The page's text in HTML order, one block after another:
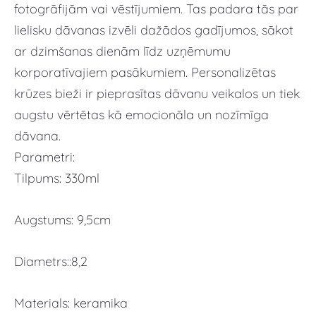
fotogrāfijām vai vēstījumiem. Tas padara tās par
lielisku dāvanas izvēli dažādos gadījumos, sākot
ar dzimšanas dienām līdz uzņēmumu
korporatīvajiem pasākumiem. Personalizētas
krūzes bieži ir pieprasītas dāvanu veikalos un tiek
augstu vērtētas kā emocionāla un nozīmīga
dāvana.
Parametri:
Tilpums: 330ml
Augstums: 9,5cm
Diametrs::8,2
Materials: keramika